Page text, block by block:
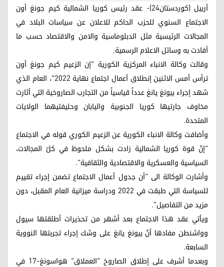
أربيل (كوردستان24)- عقد رئيس كوريا الشمالية كيم جونغ أون
الاجتماع السنوي للحزب الحاكم للاعلان عن سياسات البلاد في
المجالات الرئيسية مثل الدبلوماسية والامن والاقتصاد حسب ما
أفادت به وسائل الاعلام الرسمية.
وقالت وكالة الانباء المركزية الكورية "إن الزعيم كيم جونغ أون
ترأس أمس الاثنين إنطلاق أعمال اجتماع نهاية 2022"، العام الذي
شهد إجراء بيونغ يانغ عدداً قياسياً من التجارب الصاروخية التي أثارت
مخاوف جارتيها كوريا الجنوبية واليابان وحليفتيهما الولايات
المتحدة.
وأضافت وكالة الانباء الكورية عن الزعيم الكوري قوله في الاجتماع
"إنّ قوة كوريا الشمالية زادت بشكل ملحوظ في كلّ المجالات،
السياسية والعسكرية والاقتصادية والثقافية".
وأشارت الوكالة الى "أن جدول أعمال الاجتماع تضمن إجراء تقييم
للسياسة التي طبقت في 2022 ودراسة ميزانية العام المقبل، دون
مزيد من التفاصيل".
ويأتي عقد هذا الاجتماع بعد أشهر من تحذيرات أطلقتها سيول
وواشنطن مفادها أنّ بيونغ يانغ على وشك إجراء تجربتها النووية
السابعة.
وبعدما أشرف على إطلاق الصاروخ "العملاق" هواسونغ-17 في